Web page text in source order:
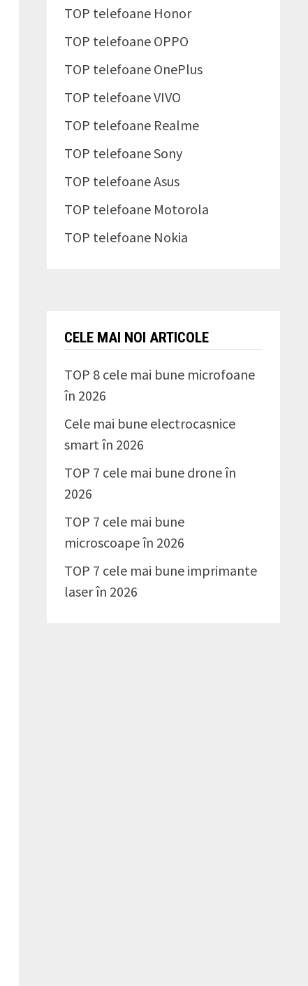
TOP telefoane Honor
TOP telefoane OPPO
TOP telefoane OnePlus
TOP telefoane VIVO
TOP telefoane Realme
TOP telefoane Sony
TOP telefoane Asus
TOP telefoane Motorola
TOP telefoane Nokia
CELE MAI NOI ARTICOLE
TOP 8 cele mai bune microfoane
în 2026
Cele mai bune electrocasnice
smart în 2026
TOP 7 cele mai bune drone în
2026
TOP 7 cele mai bune
microscoape în 2026
TOP 7 cele mai bune imprimante
laser în 2026